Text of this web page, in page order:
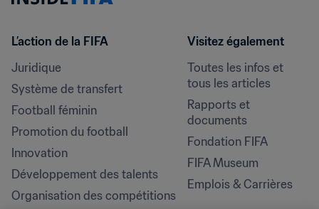
L’action de la FIFA
Juridique
Système de transfert
Football féminin
Promotion du football
Innovation
Développement des talents
Organisation des compétitions
Visitez également
Toutes les infos et
tous les articles
Rapports et
documents
Fondation FIFA
FIFA Museum
Emplois & Carrières